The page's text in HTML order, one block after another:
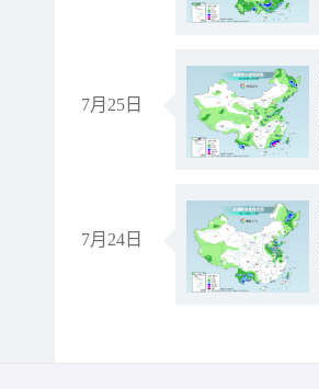
7月25日
7月24日